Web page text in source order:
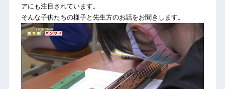
アにも注目されています。
そんな子供たちの様子と先生方のお話をお聞きします。